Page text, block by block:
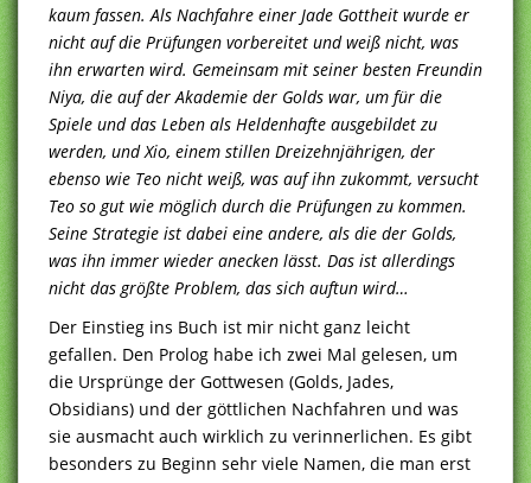
kaum fassen. Als Nachfahre einer Jade Gottheit wurde er
nicht auf die Prüfungen vorbereitet und weiß nicht, was
ihn erwarten wird. Gemeinsam mit seiner besten Freundin
Niya, die auf der Akademie der Golds war, um für die
Spiele und das Leben als Heldenhafte ausgebildet zu
werden, und Xio, einem stillen Dreizehnjährigen, der
ebenso wie Teo nicht weiß, was auf ihn zukommt, versucht
Teo so gut wie möglich durch die Prüfungen zu kommen.
Seine Strategie ist dabei eine andere, als die der Golds,
was ihn immer wieder anecken lässt. Das ist allerdings
nicht das größte Problem, das sich auftun wird…
Der Einstieg ins Buch ist mir nicht ganz leicht
gefallen. Den Prolog habe ich zwei Mal gelesen, um
die Ursprünge der Gottwesen (Golds, Jades,
Obsidians) und der göttlichen Nachfahren und was
sie ausmacht auch wirklich zu verinnerlichen. Es gibt
besonders zu Beginn sehr viele Namen, die man erst